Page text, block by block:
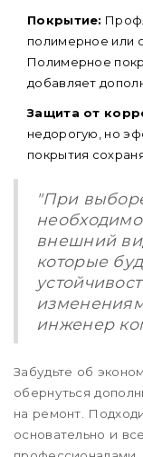
Покрытие:
полимерное или
Полимерное
добавляет
Защита от
недорогую, но
покрытия
"При
необходимо
внешний
которые
инженер
Забудьте об
обернуться
на ремонт.
основательно и